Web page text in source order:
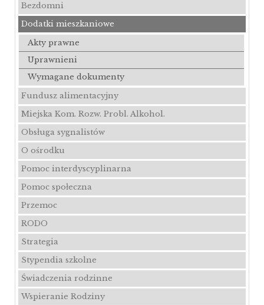
Bezdomni
Dodatki mieszkaniowe
Akty prawne
Uprawnieni
Wymagane dokumenty
Fundusz alimentacyjny
Miejska Kom. Rozw. Probl. Alkohol.
Obsługa sygnalistów
O ośrodku
Pomoc interdyscyplinarna
Pomoc społeczna
Przemoc
RODO
Strategia
Stypendia szkolne
Świadczenia rodzinne
Wspieranie Rodziny